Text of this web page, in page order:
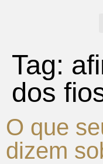
Tag:
dos
O que
dizem